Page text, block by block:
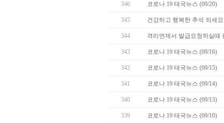
346 코로나 19 태국뉴스 (09/20)
345 건강하고 행복한 추석 되세
344 격리면제서 발급요청하실때
343 코로나 19 태국뉴스 (09/16)
342 코로나 19 태국뉴스 (09/15)
341 코로나 19 태국뉴스 (09/14)
340 코로나 19 태국뉴스 (09/13)
339 코로나 19 태국뉴스 (09/10)